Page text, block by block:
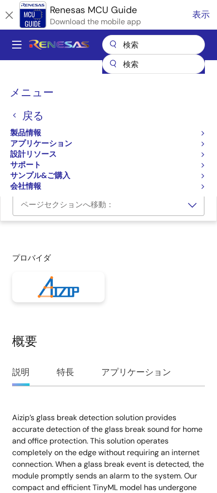
イ
ン
Renesas MCU Guide
Download the mobile app
表示
Main
メニュー
戻る
製品情報
アプリケーション
設計リソース
サポート
サンプル&ご購入
会社情報
パ
く
ず
マイクロコントローラとマイクロプロセッサ
RAファミリのパートナエコシステムソリューション
Aizip Glass Break Detection
Aizip Glass Break
Detection
Aizip Glass Break Detection
ページセクションへ移動：
プロバイダ
概要
概
要
説明 特長 アプリケーション
説
明
Aizip’s glass break detection solution provides
accurate detection of the glass break sound for home
and office protection. This solution operates
completely on the edge without requiring an internet
connection. When a glass break event is detected, the
module promptly sends an alarm to the system. Our
compact and efficient TinyML model has undergone